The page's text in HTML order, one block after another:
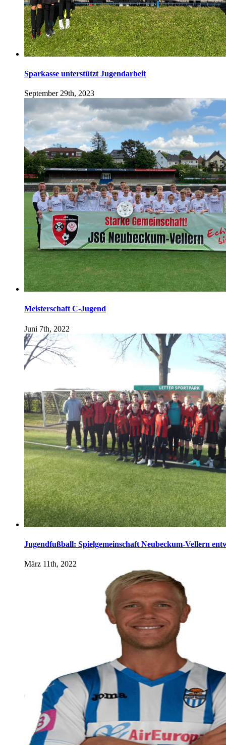
Sparkasse unterstützt Jugendarbeit
September 29th, 2023
Meisterschaft C-Jugend
Juni 7th, 2022
Jugendfußball: Spielgemeinschaft Neubeckum-Vellern
März 11th, 2022